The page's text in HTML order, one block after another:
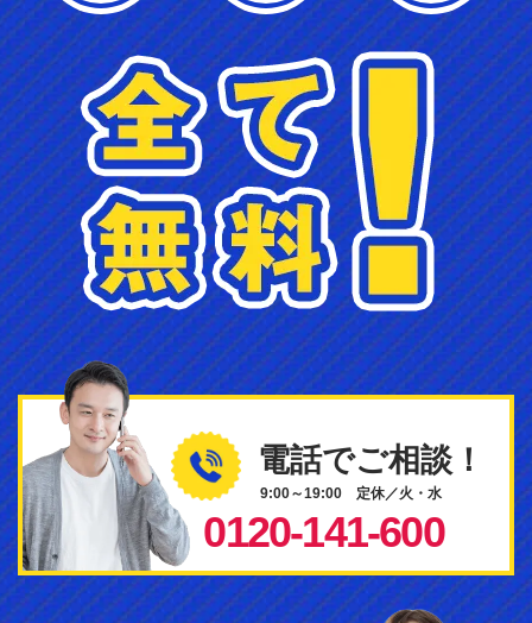
電話でご相談！
9:00～19:00 定休／火・水
0120-141-600